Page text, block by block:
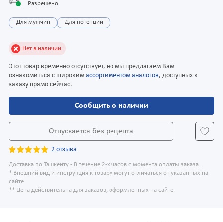
Разрешено
Для мужчин Для потенции
Нет в наличии
Этот товар временно отсутствует, но мы предлагаем Вам
ознакомиться с широким ассортиментом аналогов, доступных к
заказу прямо сейчас.
Сообщить о наличии
Отпускается без рецепта
2 отзыва
Доставка по Ташкенту - В течение 2-х часов с момента оплаты заказа.
* Внешний вид и инструкция к товару могут отличаться от указанных на
сайте
** Цена действительна для заказов, оформленных на сайте